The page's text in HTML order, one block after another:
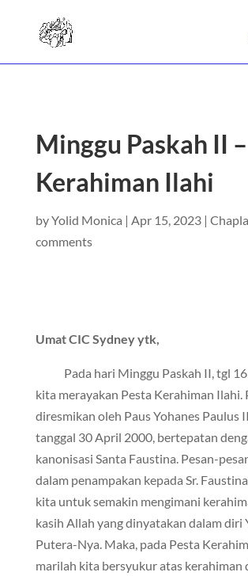
Minggu Paskah II
Kerahiman Ilahi
byYolid Monica | Apr 15, 2023|
comments
Umat CIC Sydney ytk,
Pada hari Minggu Paskah II, tgl 16
kita merayakan Pesta Kerahiman Ilahi.
diresmikan oleh Paus Yohanes Paulus
tanggal 30 April 2000, bertepatan
kanonisasi Santa Faustina. Pesan-
dalam penampakan kepada Sr.
kita untuk semakin mengimani
kasih Allah yang dinyatakan dalam diri
Putera-Nya. Maka, pada Pesta
marilah kita bersyukur atas kerahiman